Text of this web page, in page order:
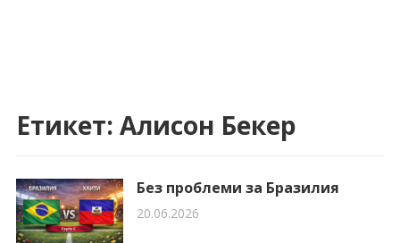
Етикет: Алисон Бекер
Без проблеми за Бразилия
20.06.2026